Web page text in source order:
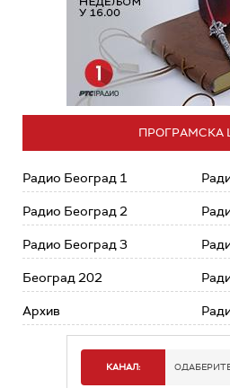
ПРОГРАМСКА
Радио Београд 1
Радио Београд 2
Радио Београд 3
Београд 202
Архив
КАНАЛ: